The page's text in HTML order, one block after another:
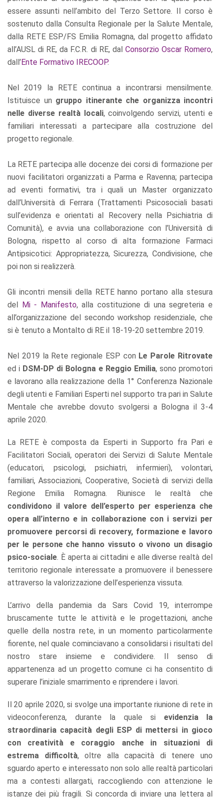
essere assunti nell’ambito del Terzo Settore. Il corso è
sostenuto dalla Consulta Regionale per la Salute Mentale,
dalla RETE ESP/FS Emilia Romagna, dal progetto affidato
all’AUSL di RE, da F.C.R. di RE, dal Consorzio Oscar Romero,
dall’Ente Formativo IRECOOP.
Nel 2019 la RETE continua a incontrarsi mensilmente.
Istituisce un gruppo itinerante che organizza incontri
nelle diverse realtà locali, coinvolgendo servizi, utenti e
familiari interessati a partecipare alla costruzione del
progetto regionale.
La RETE partecipa alle docenze dei corsi di formazione per
nuovi facilitatori organizzati a Parma e Ravenna; partecipa
ad eventi formativi, tra i quali un Master organizzato
dall’Università di Ferrara (Trattamenti Psicosociali basati
sull’evidenza e orientati al Recovery nella Psichiatria di
Comunità), e avvia una collaborazione con l’Università di
Bologna, rispetto al corso di alta formazione Farmaci
Antipsicotici: Appropriatezza, Sicurezza, Condivisione, che
poi non si realizzerà.
Gli incontri mensili della RETE hanno portano alla stesura
del Mi - Manifesto, alla costituzione di una segreteria e
all’organizzazione del secondo workshop residenziale, che
si è tenuto a Montalto di RE il 18-19-20 settembre 2019.
Nel 2019 la Rete regionale ESP con Le Parole Ritrovate
ed i DSM-DP di Bologna e Reggio Emilia, sono promotori
e lavorano alla realizzazione della 1° Conferenza Nazionale
degli utenti e Familiari Esperti nel supporto tra pari in Salute
Mentale che avrebbe dovuto svolgersi a Bologna il 3-4
aprile 2020.
La RETE è composta da Esperti in Supporto fra Pari e
Facilitatori Sociali, operatori dei Servizi di Salute Mentale
(educatori, psicologi, psichiatri, infermieri), volontari,
familiari, Associazioni, Cooperative, Società di servizi della
Regione Emilia Romagna. Riunisce le realtà che
condividono il valore dell’esperto per esperienza che
opera all’interno e in collaborazione con i servizi per
promuovere percorsi di recovery, formazione e lavoro
per le persone che hanno vissuto o vivono un disagio
psico-sociale. È aperta ai cittadini e alle diverse realtà del
territorio regionale interessate a promuovere il benessere
attraverso la valorizzazione dell’esperienza vissuta.
L’arrivo della pandemia da Sars Covid 19, interrompe
bruscamente tutte le attività e le progettazioni, anche
quelle della nostra rete, in un momento particolarmente
fiorente, nel quale cominciavano a consolidarsi i risultati del
nostro stare insieme e condividere. Il senso di
appartenenza ad un progetto comune ci ha consentito di
superare l’iniziale smarrimento e riprendere i lavori.
Il 20 aprile 2020, si svolge una importante riunione di rete in
videoconferenza, durante la quale si evidenzia la
straordinaria capacità degli ESP di mettersi in gioco
con creatività e coraggio anche in situazioni di
estrema difficoltà, oltre alla capacità di tenere uno
sguardo aperto e interessato non solo alle realtà particolari
ma a contesti allargati, raccogliendo con attenzione le
istanze dei più fragili. Si concorda di inviare una lettera al